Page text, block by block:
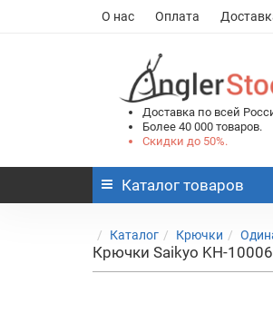
О нас Оплата
Доставка по всей
Более 40 000 товаров.
Скидки до 50%.
Каталог товаров
Каталог Крючки
Крючки Saikyo KH-